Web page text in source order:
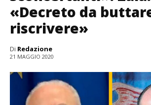
«Decreto da
riscrivere»
Di Redazione
21 MAGGIO 2020